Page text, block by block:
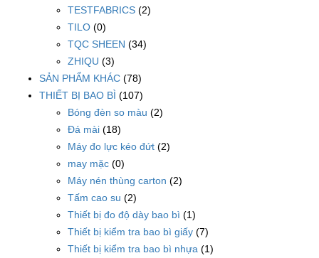
TESTFABRICS (2)
TILO (0)
TQC SHEEN (34)
ZHIQU (3)
SẢN PHẨM KHÁC (78)
THIẾT BỊ BAO BÌ (107)
Bóng đèn so màu (2)
Đá mài (18)
Máy đo lực kéo đứt (2)
may mặc (0)
Máy nén thùng carton (2)
Tấm cao su (2)
Thiết bị đo độ dày bao bì (1)
Thiết bị kiểm tra bao bì giấy (7)
Thiết bị kiểm tra bao bì nhựa (1)